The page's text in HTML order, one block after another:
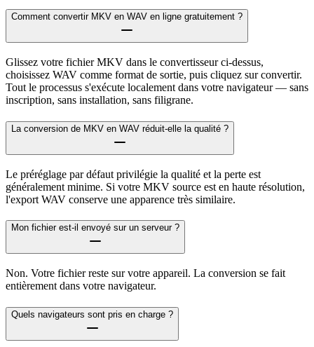
Comment convertir MKV en WAV en ligne gratuitement ?
Glissez votre fichier MKV dans le convertisseur ci-dessus,
choisissez WAV comme format de sortie, puis cliquez sur convertir.
Tout le processus s'exécute localement dans votre navigateur — sans
inscription, sans installation, sans filigrane.
La conversion de MKV en WAV réduit-elle la qualité ?
Le préréglage par défaut privilégie la qualité et la perte est
généralement minime. Si votre MKV source est en haute résolution,
l'export WAV conserve une apparence très similaire.
Mon fichier est-il envoyé sur un serveur ?
Non. Votre fichier reste sur votre appareil. La conversion se fait
entièrement dans votre navigateur.
Quels navigateurs sont pris en charge ?